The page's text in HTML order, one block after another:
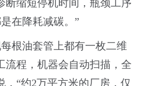
断缩短停机时间，瓶颈工序
在降耗减碳。”
根油套管上都有一枚二维
流程，机器会自动扫描，全
，“约2万平方米的厂房，仅